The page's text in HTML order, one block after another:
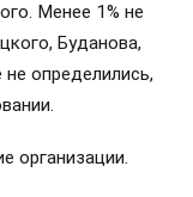
Менее 1% не
Буданова,
определились,
организации.